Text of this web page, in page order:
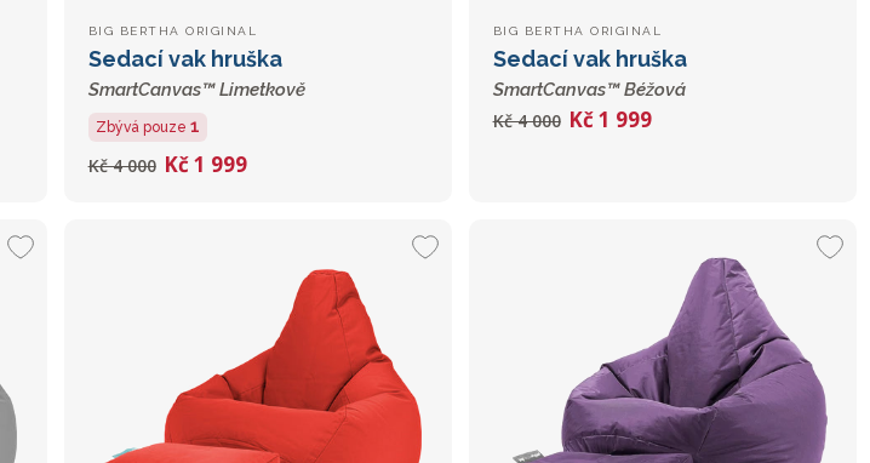
BIG BERTHA ORIGINAL
Sedací vak hruška
SmartCanvas™ Limetkově
Zbývá pouze 1
Kč 4 000 Kč 1 999
BIG BERTHA ORIGINAL
Sedací vak hruška
SmartCanvas™ Béžová
Kč 4 000 Kč 1 999